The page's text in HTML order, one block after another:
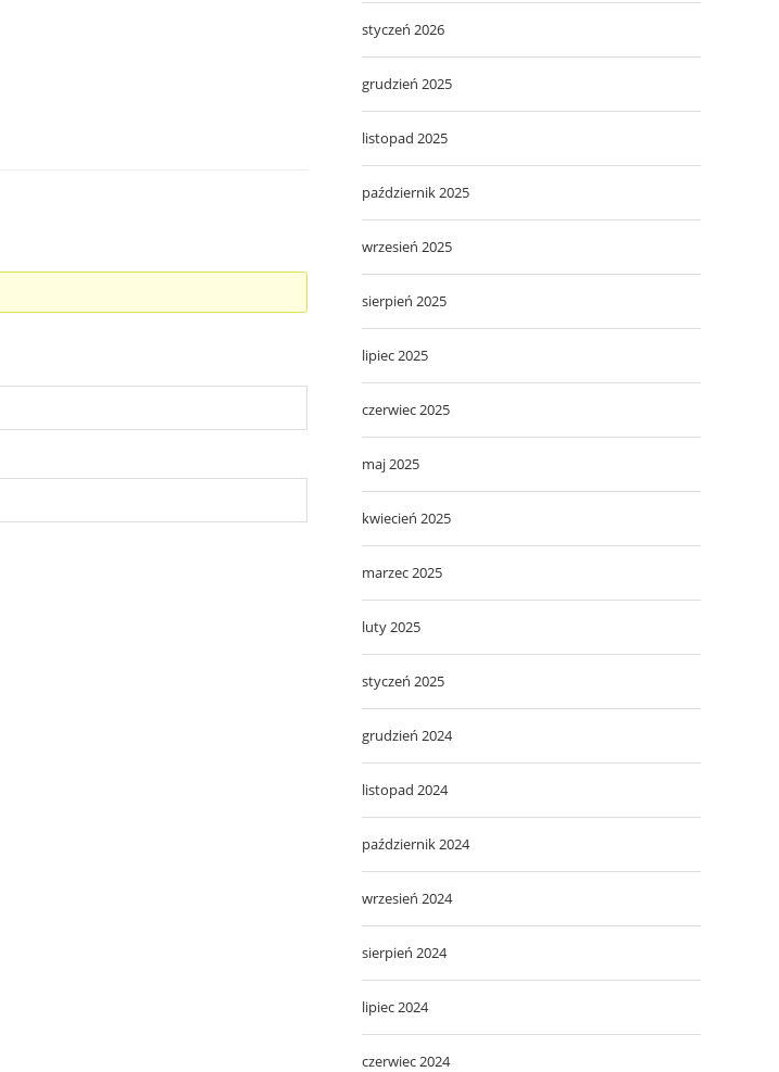
styczeń 2026
grudzień 2025
listopad 2025
październik 2025
wrzesień 2025
sierpień 2025
lipiec 2025
czerwiec 2025
maj 2025
kwiecień 2025
marzec 2025
luty 2025
styczeń 2025
grudzień 2024
listopad 2024
październik 2024
wrzesień 2024
sierpień 2024
lipiec 2024
czerwiec 2024